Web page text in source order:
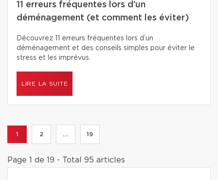
11 erreurs fréquentes lors d’un
déménagement (et comment les éviter)
Découvrez 11 erreurs fréquentes lors d’un
déménagement et des conseils simples pour éviter le
stress et les imprévus.
LIRE LA SUITE
1 2 ... 19
Page 1 de 19 - Total 95 articles